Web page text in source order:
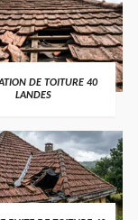
DE TOITURE 40
LANDES